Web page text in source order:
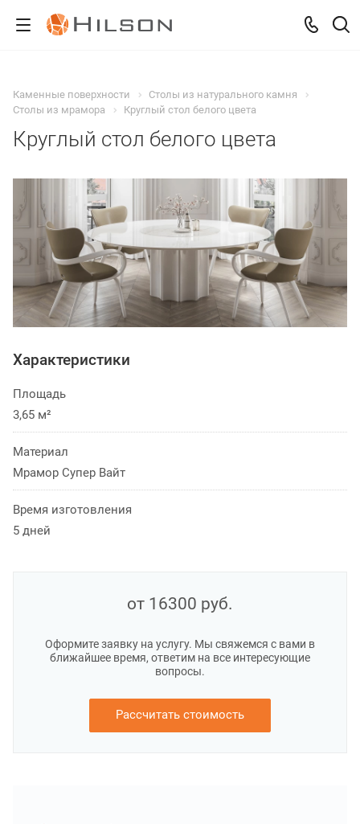
Каменные поверхности
Столы из натурального камня
Столы из мрамора
Круглый стол белого цвета
Круглый стол белого цвета
Характеристики
Площадь
3,65 м²
Материал
Мрамор Супер Вайт
Время изготовления
5 дней
от 16300 руб.
Оформите заявку на услугу. Мы свяжемся с вами в
ближайшее время, ответим на все интересующие
вопросы.
Рассчитать стоимость